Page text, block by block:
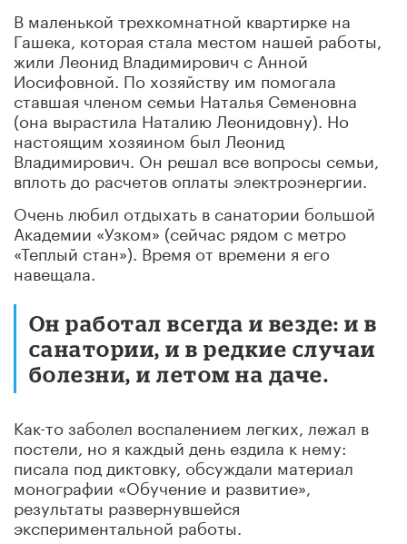
В маленькой трехкомнатной квартирке на
Гашека, которая стала местом нашей работы,
жили Леонид Владимирович с Анной
Иосифовной. По хозяйству им помогала
ставшая членом семьи Наталья Семеновна
(она вырастила Наталию Леонидовну). Но
настоящим хозяином был Леонид
Владимирович. Он решал все вопросы семьи,
вплоть до расчетов оплаты электроэнергии.
Очень любил отдыхать в санатории большой
Академии «Узком» (сейчас рядом с метро
«Теплый стан»). Время от времени я его
навещала.
Он работал всегда и везде: и в
санатории, и в редкие случаи
болезни, и летом на даче.
Как-то заболел воспалением легких, лежал в
постели, но я каждый день ездила к нему:
писала под диктовку, обсуждали материал
монографии «Обучение и развитие»,
результаты развернувшейся
экспериментальной работы.